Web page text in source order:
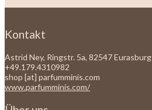
Kontakt
Astrid Ney, Ringstr. 5a, 82547 Eurasburg
+49.179.4310982
shop [at] parfumminis.com
www.parfumminis.com/